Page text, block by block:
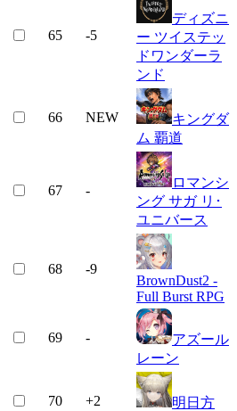
65 -5
ディズニ
ー ツイステッ
ドワンダーラ
ンド
66 NEW
キングダ
ム 覇道
67 -
ロマンシ
ング サガ リ･
ユニバース
68 -9
BrownDust2 -
Full Burst RPG
69 -
アズール
レーン
70 +2
明日方